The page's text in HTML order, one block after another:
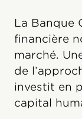
La Banque
financière
marché.
de
investit en
capital